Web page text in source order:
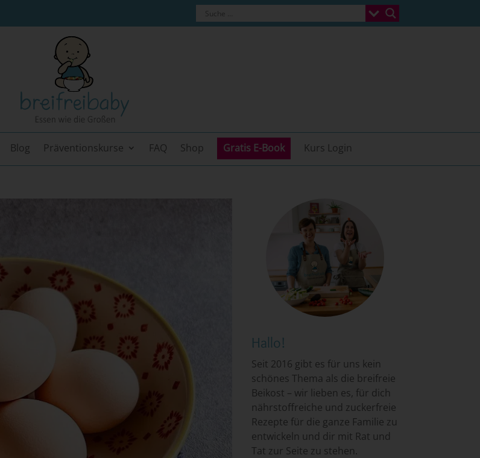
Blog Präventionskurse FAQ Shop Gratis E-Book Kurs Login
Hallo!
Seit 2016 gibt es für uns kein
schönes Thema als die breifreie
Beikost – wir lieben es, für dich
nährstoffreiche und zuckerfreie
Rezepte für die ganze Familie zu
entwickeln und dir mit Rat und
Tat zur Seite zu stehen.